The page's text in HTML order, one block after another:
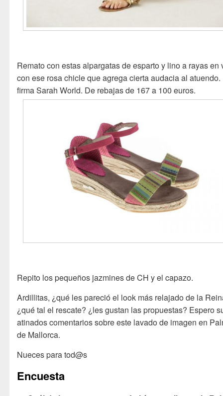
Remato con estas alpargatas de esparto y lino a rayas en
con ese rosa chicle que agrega cierta audacia al
firma Sarah World. De rebajas de 167 a 100 euros.
Repito los pequeños jazmines de CH y el capazo.
Ardillitas, ¿qué les pareció el look más relajado de la
¿qué tal el rescate? ¿les gustan las propuestas? Espero
atinados comentarios sobre este lavado de imagen en
de Mallorca.
Nueces para tod@s
Encuesta